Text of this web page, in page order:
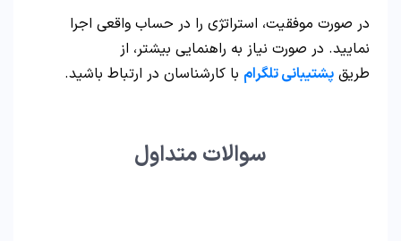
در صورت موفقیت، استراتژی را در حساب واقعی اجرا
نمایید. در صورت نیاز به راهنمایی بیشتر، از
طریق پشتیبانی تلگرام با کارشناسان در ارتباط باشید.
سوالات متداول